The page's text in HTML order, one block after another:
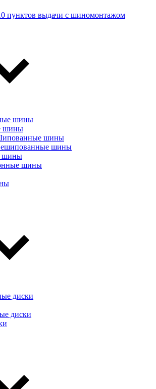
пунктов выдачи с шиномонтажом
шины
шины
шины
шины
шины
шины
диски
диски